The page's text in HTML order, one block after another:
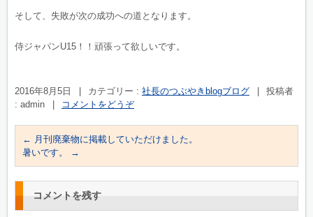
そして、失敗が次の成功への道となります。
侍ジャパンU15！！頑張って欲しいです。
2016年8月5日 カテゴリー : 社長のつぶやきblogブログ
投稿者
: admin
コメントをどうぞ
← 月刊廃棄物に掲載していただけました。
暑いです。
→
コメントを残す